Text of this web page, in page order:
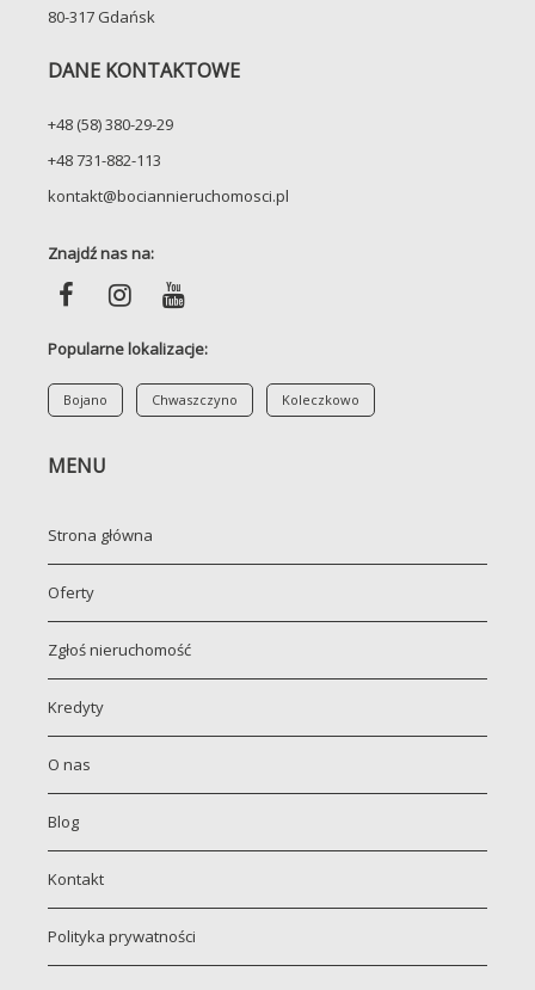
80-317 Gdańsk
DANE KONTAKTOWE
+48 (58) 380-29-29
+48 731-882-113
kontakt@bociannieruchomosci.pl
Znajdź nas na:
Popularne lokalizacje:
Bojano Chwaszczyno Koleczkowo
MENU
Strona główna
Oferty
Zgłoś nieruchomość
Kredyty
O nas
Blog
Kontakt
Polityka prywatności